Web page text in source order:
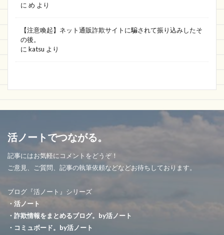
に め より
【注意喚起】ネット通販詐欺サイトに騙されて振り込みしたそ
の後。
に katsu より
活ノートでつながる。
記事にはお気軽にコメントをどうぞ！
ご意見、ご質問、記事の執筆依頼などなどお待ちしております。
ブログ『活ノート』シリーズ
・活ノート
・詐欺情報をまとめるブログ。by活ノート
・コミュボード。by活ノート